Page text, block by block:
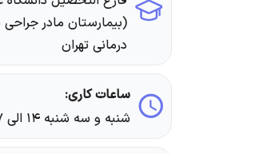
(بیمارستان مادر
درمانی تهران
ساعات کاری:
شنبه و سه شنبه ۱۴ الی ۱۷